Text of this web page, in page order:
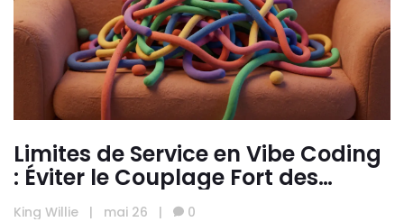
Limites de Service en Vibe Coding
: Éviter le Couplage Fort des
Prompts
King Willie | mai 26 | 0